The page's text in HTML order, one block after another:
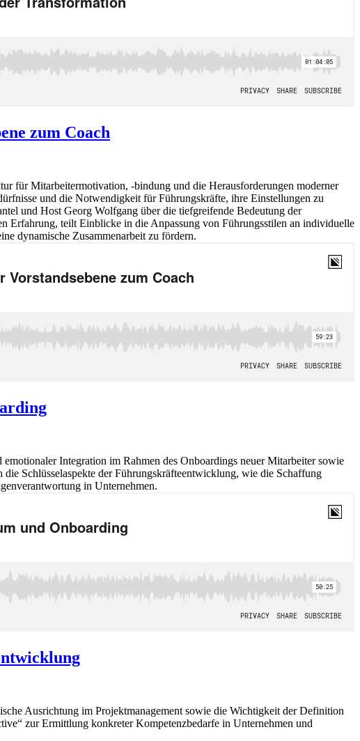
zum Coach
für Mitarbeitermotivation, -bindung und die Herausforderungen moderner
und die Notwendigkeit für Führungskräfte, ihre Einstellungen zu
und Host Georg Wolfgang über die tiefgreifende Bedeutung der
Erfahrung, teilt Einblicke in die Anpassung von Führungsstilen an individuelle
dynamische Zusammenarbeit zu fördern.
Integration im Rahmen des Onboardings neuer Mitarbeiter sowie
Schlüsselaspekte der Führungskräfteentwicklung, wie die Schaffung
in Unternehmen.
Ausrichtung im Projektmanagement sowie die Wichtigkeit der Definition
zur Ermittlung konkreter Kompetenzbedarfe in Unternehmen und